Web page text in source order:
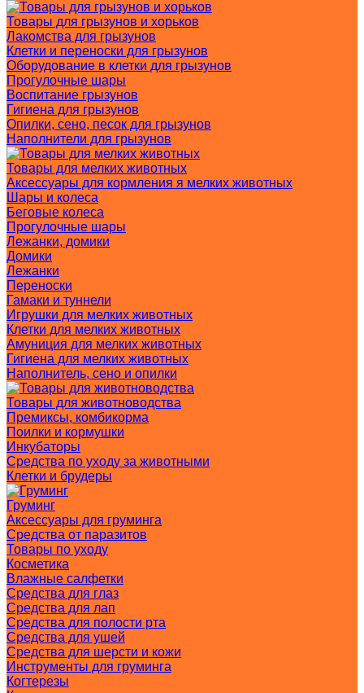
Товары для грызунов и хорьков
Лакомства для грызунов
Клетки и переноски для грызунов
Оборудование в клетки для грызунов
Прогулочные шары
Воспитание грызунов
Гигиена для грызунов
Опилки, сено, песок для грызунов
Наполнители для грызунов
Товары для мелких животных
Аксессуары для кормления я мелких животных
Шары и колеса
Беговые колеса
Прогулочные шары
Лежанки, домики
Домики
Лежанки
Переноски
Гамаки и туннели
Игрушки для мелких животных
Клетки для мелких животных
Амуниция для мелких животных
Гигиена для мелких животных
Наполнитель, сено и опилки
Товары для животноводства
Премиксы, комбикорма
Поилки и кормушки
Инкубаторы
Средства по уходу за животными
Клетки и брудеры
Груминг
Аксессуары для груминга
Средства от паразитов
Товары по уходу
Косметика
Влажные салфетки
Средства для глаз
Средства для лап
Средства для полости рта
Средства для ушей
Средства для шерсти и кожи
Инструменты для груминга
Когтерезы